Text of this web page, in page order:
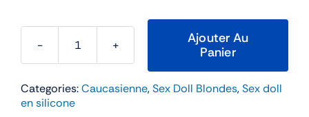
quantité
Natalie
Ajouter Au
Panier
Categories:Caucasienne,Sex Doll Blondes,Sex doll
en silicone